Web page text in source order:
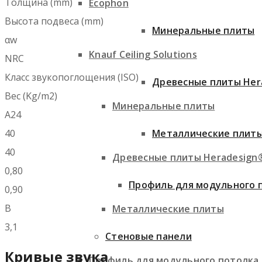
Ecophon
Knauf Ceiling Solutions
Минеральные плиты
Древесные плиты
Металлические плиты
Минеральные плиты
Древесные плиты
Металлические
Профиль для модульного
Стеновые панели
Высота подвеса (mm)
αw
NRC
Класс звукопоглощения (ISO)
Вес (Kg/m2)
A24
40
40
0,80
0,90
B
3,1
Кривые звука